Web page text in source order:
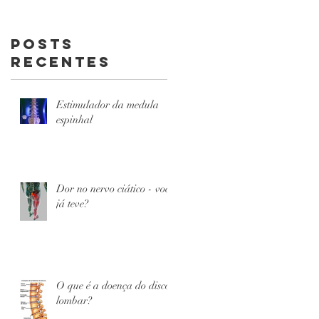
costas
Posts
Recentes
Estimulador da medula
espinhal
Dor no nervo ciático - você
já teve?
O que é a doença do disco
lombar?